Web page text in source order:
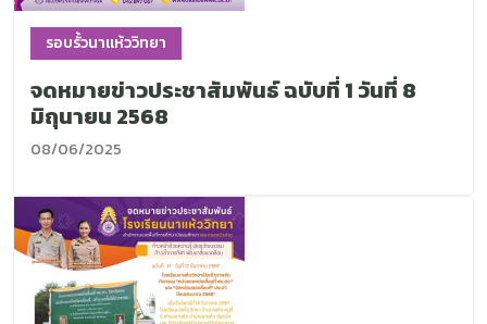
รอบรั้วนาแห้ววิทยา
จดหมายข่าวประชาสัมพันธ์ ฉบับที่ 1 วันที่ 8
มิถุนายน 2568
08/06/2025